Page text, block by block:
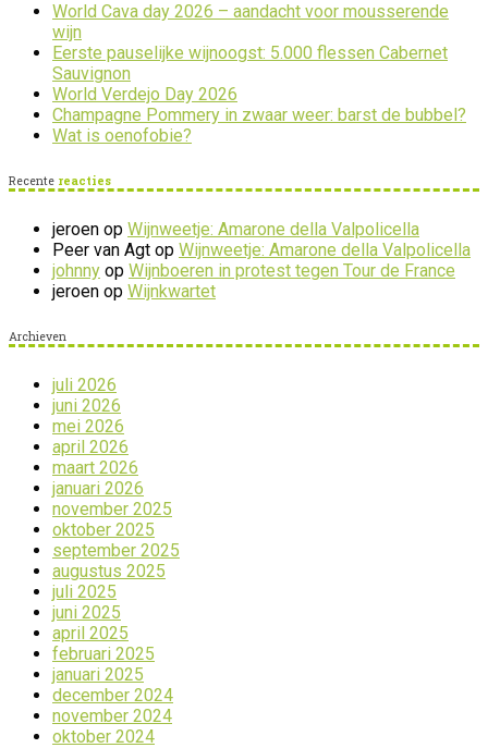
World Cava day 2026 – aandacht voor mousserende
wijn
Eerste pauselijke wijnoogst: 5.000 flessen Cabernet
Sauvignon
World Verdejo Day 2026
Champagne Pommery in zwaar weer: barst de bubbel?
Wat is oenofobie?
Recente reacties
jeroen op Wijnweetje: Amarone della Valpolicella
Peer van Agt op Wijnweetje: Amarone della Valpolicella
johnny op Wijnboeren in protest tegen Tour de France
jeroen op Wijnkwartet
Archieven
juli 2026
juni 2026
mei 2026
april 2026
maart 2026
januari 2026
november 2025
oktober 2025
september 2025
augustus 2025
juli 2025
juni 2025
april 2025
februari 2025
januari 2025
december 2024
november 2024
oktober 2024